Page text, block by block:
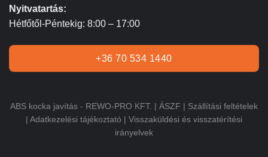
Nyitvatartás:
Hétfőtől-Péntekig: 8:00 – 17:00
+36 70 534 1440
ABS kocka javítás - REWO-PRO KFT. | ÁSZF | Szállítási feltételek
| Adatkezelési tájékoztató | Visszaküldési és visszatérítési
irányelvek